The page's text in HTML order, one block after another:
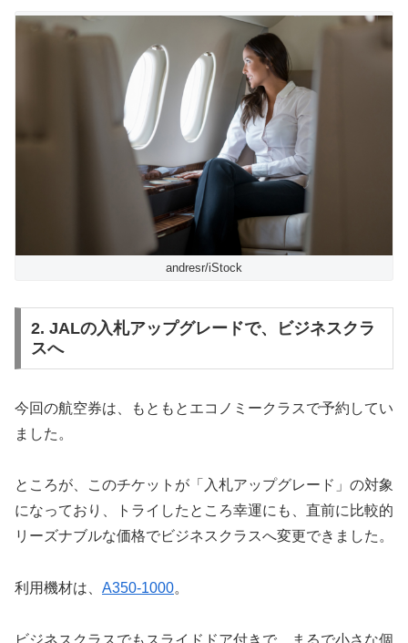
andresr/iStock
2. JALの入札アップグレードで、ビジネスクラ
スへ
今回の航空券は、もともとエコノミークラスで予約してい
ました。
ところが、このチケットが「入札アップグレード」の対象
になっており、トライしたところ幸運にも、直前に比較的
リーズナブルな価格でビジネスクラスへ変更できました。
利用機材は、 A350-1000。
ビジネスクラスでもスライドドア付きで、まるで小さな個